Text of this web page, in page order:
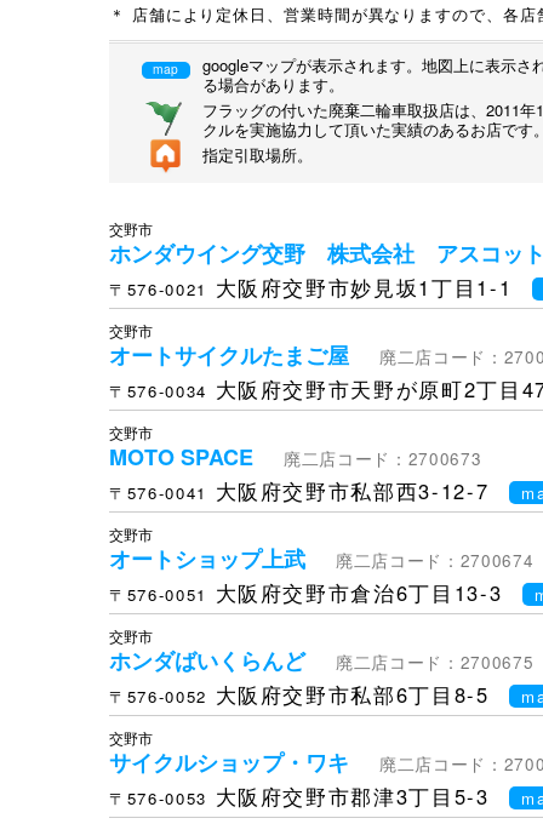
＊ 店舗により定休日、営業時間が異なりますので、各
map
googleマップが表示されます。地図上に表示
る場合があります。
フラッグの付いた廃棄二輪車取扱店は、2011
クルを実施協力して頂いた実績のあるお店です
指定引取場所。
交野市
ホンダウイング交野 株式会社 アスコッ
〒576-0021 大阪府交野市妙見坂1丁目1-1
交野市
オートサイクルたまご屋
廃二店コード：
〒576-0034 大阪府交野市天野が原町2丁目
交野市
MOTO SPACE
廃二店コード：2700673
〒576-0041
大阪府交野市私部西3-12-7
交野市
オートショップ上武
廃二店コード：2700674
〒576-0051
大阪府交野市倉治6丁目13-3
交野市
ホンダばいくらんど
廃二店コード：2700675
〒576-0052 大阪府交野市私部6丁目8-5
交野市
サイクルショップ・ワキ
廃二店コード：
〒576-0053 大阪府交野市郡津3丁目5-3